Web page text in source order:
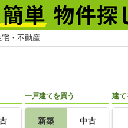
・不動産
一戸建てを買う
新築 中古
建て